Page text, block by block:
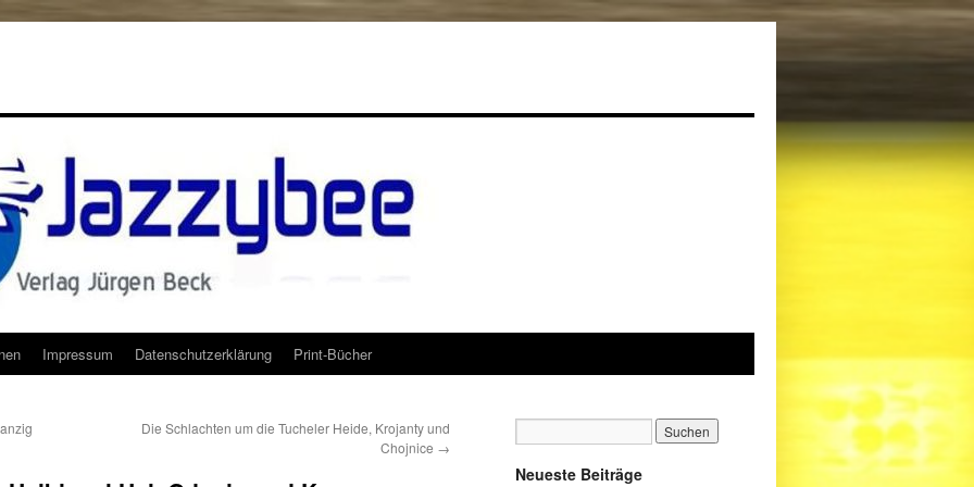
Impressum Datenschutzerklärung Print-Bücher
Die Schlachten um die Tucheler Heide, Krojanty und
Chojnice →
Neueste Beiträge